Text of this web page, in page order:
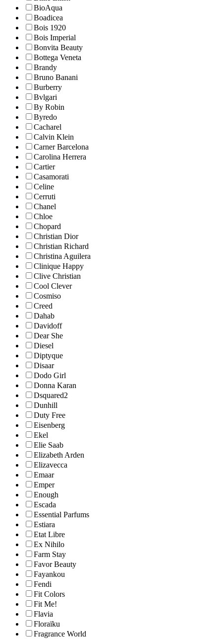
BioAqua
Boadicea
Bois 1920
Bois Imperial
Bonvita Beauty
Bottega Veneta
Brandy
Bruno Banani
Burberry
Bvlgari
By Robin
Byredo
Cacharel
Calvin Klein
Carner Barcelona
Carolina Herrera
Cartier
Casamorati
Celine
Cerruti
Chanel
Chloe
Chopard
Christian Dior
Christian Richard
Christina Aguilera
Clinique Happy
Clive Christian
Cool Clever
Cosmiso
Creed
Dahab
Davidoff
Dear She
Diesel
Diptyque
Disaar
Dodo Girl
Donna Karan
Dsquared2
Dunhill
Duty Free
Eisenberg
Ekel
Elie Saab
Elizabeth Arden
Elizavecca
Emaar
Emper
Enough
Escada
Essential Parfums
Estiara
Etat Libre
Ex Nihilo
Farm Stay
Favor Beauty
Fayankou
Fendi
Fit Colors
Fit Me!
Flavia
Floraïku
Fragrance World